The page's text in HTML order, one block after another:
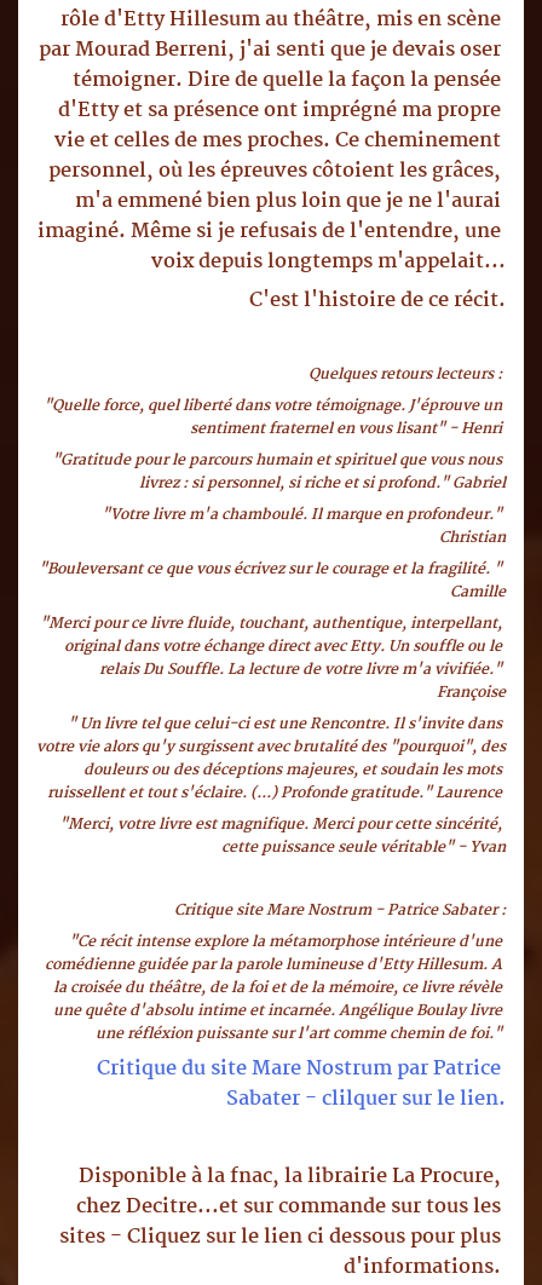
rôle d'Etty Hillesum au théâtre, mis en scène
par Mourad Berreni, j'ai senti que je devais oser
témoigner. Dire de quelle la façon la pensée
d'Etty et sa présence ont imprégné ma propre
vie et celles de mes proches. Ce cheminement
personnel, où les épreuves côtoient les grâces,
m'a emmené bien plus loin que je ne l'aurai
imaginé. Même si je refusais de l'entendre, une
voix depuis longtemps m'appelait...
C'est l'histoire de ce récit.
Quelques retours lecteurs :
"Quelle force, quel liberté dans votre témoignage. J'éprouve un
sentiment fraternel en vous lisant" - Henri
"Gratitude pour le parcours humain et spirituel que vous nous
livrez : si personnel, si riche et si profond." Gabriel
"Votre livre m'a chamboulé. Il marque en profondeur."
Christian
"Bouleversant ce que vous écrivez sur le courage et la fragilité. "
Camille
"Merci pour ce livre fluide, touchant, authentique, interpellant,
original dans votre échange direct avec Etty. Un souffle ou le
relais Du Souffle. La lecture de votre livre m'a vivifiée."
Françoise
" Un livre tel que celui-ci est une Rencontre. Il s'invite dans
votre vie alors qu'y surgissent avec brutalité des "pourquoi", des
douleurs ou des déceptions majeures, et soudain les mots
ruissellent et tout s'éclaire. (...) Profonde gratitude." Laurence
"Merci, votre livre est magnifique. Merci pour cette sincérité,
cette puissance seule véritable" - Yvan
Critique site Mare Nostrum - Patrice Sabater :
"Ce récit intense explore la métamorphose intérieure d'une
comédienne guidée par la parole lumineuse d'Etty Hillesum. A
la croisée du théâtre, de la foi et de la mémoire, ce livre révèle
une quête d'absolu intime et incarnée. Angélique Boulay livre
une réfléxion puissante sur l'art comme chemin de foi."
Critique du site Mare Nostrum par Patrice
Sabater - clilquer sur le lien.
Disponible à la fnac, la librairie La Procure,
chez Decitre...et sur commande sur tous les
sites - Cliquez sur le lien ci dessous pour plus
d'informations.